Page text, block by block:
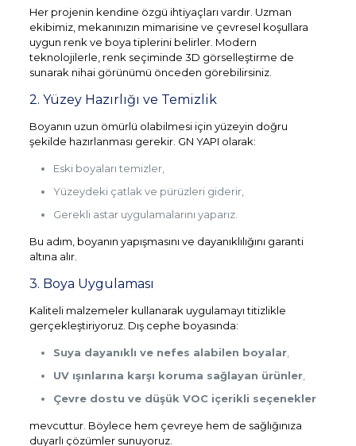
Her projenin kendine özgü ihtiyaçları vardır. Uzman
ekibimiz, mekanınızın mimarisine ve çevresel koşullara
uygun renk ve boya tiplerini belirler. Modern
teknolojilerle, renk seçiminde 3D görselleştirme de
sunarak nihai görünümü önceden görebilirsiniz.
2. Yüzey Hazırlığı ve Temizlik
Boyanın uzun ömürlü olabilmesi için yüzeyin doğru
şekilde hazırlanması gerekir. GN YAPI olarak:
Eski boyaları temizler,
Yüzeydeki çatlak ve pürüzleri giderir,
Gerekli astar uygulamalarını yaparız.
Bu adım, boyanın yapışmasını ve dayanıklılığını garanti
altına alır.
3. Boya Uygulaması
Kaliteli malzemeler kullanarak uygulamayı titizlikle
gerçekleştiriyoruz. Dış cephe boyasında:
Suya dayanıklı ve nefes alabilen boyalar,
UV ışınlarına karşı koruma sağlayan ürünler,
Çevre dostu ve düşük VOC içerikli seçenekler
mevcuttur. Böylece hem çevreye hem de sağlığınıza
duyarlı çözümler sunuyoruz.